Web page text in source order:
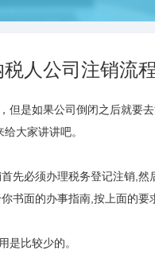
税人公司注销流程
但是如果公司倒闭之后就要
大家讲讲吧。
先必须办理税务登记注销,然
书面的办事指南,按上面的要
是比较少的。